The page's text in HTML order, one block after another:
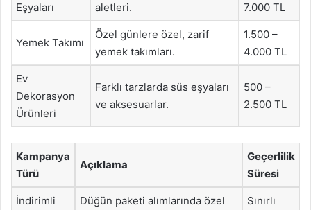
Eşyaları
aletleri.
7.000 TL
Yemek Takımı
Özel günlere özel, zarif
yemek takımları.
1.500 –
4.000 TL
Ev
Dekorasyon
Ürünleri
Farklı tarzlarda süs eşyaları
ve aksesuarlar.
500 –
2.500 TL
Kampanya
Türü
Açıklama
Geçerlilik
Süresi
İndirimli
Düğün paketi alımlarında özel
Sınırlı